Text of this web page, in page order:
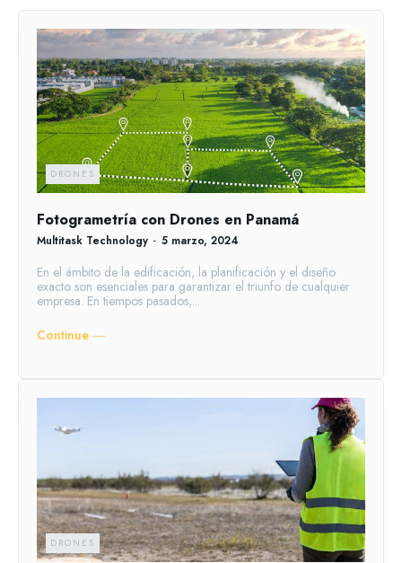
DRONES
Fotogrametría con Drones en Panamá
Multitask Technology - 5 marzo, 2024
En el ámbito de la edificación, la planificación y el diseño
exacto son esenciales para garantizar el triunfo de cualquier
empresa. En tiempos pasados,...
Continue ―
DRONES